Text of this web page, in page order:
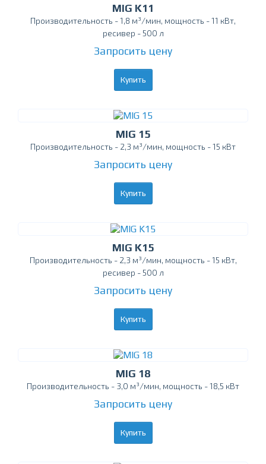
MIG K11
Производительность - 1,8 м³/мин, мощность - 11 кВт,
ресивер - 500 л
Запросить цену
Купить
MIG 15
Производительность - 2,3 м³/мин, мощность - 15 кВт
Запросить цену
Купить
MIG K15
Производительность - 2,3 м³/мин, мощность - 15 кВт,
ресивер - 500 л
Запросить цену
Купить
MIG 18
Производительность - 3,0 м³/мин, мощность - 18,5 кВт
Запросить цену
Купить